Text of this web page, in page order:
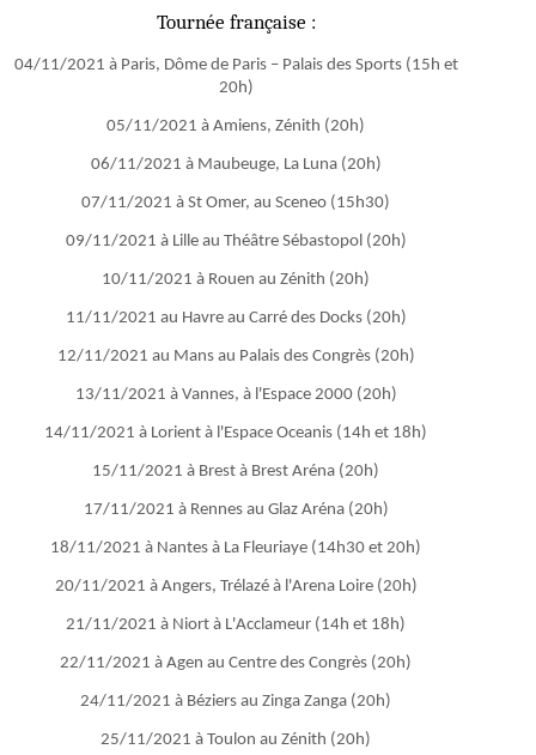
Tournée française :
04/11/2021 à Paris, Dôme de Paris – Palais des Sports (15h et
20h)
05/11/2021 à Amiens, Zénith (20h)
06/11/2021 à Maubeuge, La Luna (20h)
07/11/2021 à St Omer, au Sceneo (15h30)
09/11/2021 à Lille au Théâtre Sébastopol (20h)
10/11/2021 à Rouen au Zénith (20h)
11/11/2021 au Havre au Carré des Docks (20h)
12/11/2021 au Mans au Palais des Congrès (20h)
13/11/2021 à Vannes, à l'Espace 2000 (20h)
14/11/2021 à Lorient à l'Espace Oceanis (14h et 18h)
15/11/2021 à Brest à Brest Aréna (20h)
17/11/2021 à Rennes au Glaz Aréna (20h)
18/11/2021 à Nantes à La Fleuriaye (14h30 et 20h)
20/11/2021 à Angers, Trélazé à l'Arena Loire (20h)
21/11/2021 à Niort à L'Acclameur (14h et 18h)
22/11/2021 à Agen au Centre des Congrès (20h)
24/11/2021 à Béziers au Zinga Zanga (20h)
25/11/2021 à Toulon au Zénith (20h)